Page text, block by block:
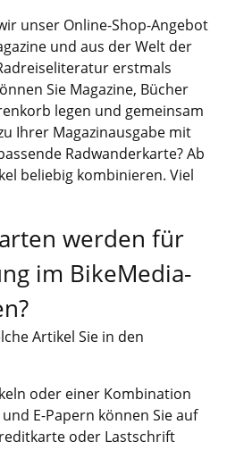
unser Online-Shop-Angebot
und aus der Welt der
erstmals
Sie Magazine, Bücher
legen und gemeinsam
Ihrer Magazinausgabe mit
Radwanderkarte? Ab
beliebig kombinieren. Viel
werden für
im BikeMedia-
Artikel Sie in den
oder einer Kombination
E-Papern können Sie auf
oder Lastschrift